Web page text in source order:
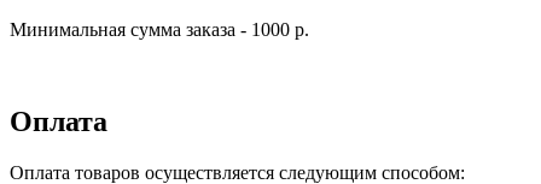
Минимальная сумма заказа - 1000 р.
Оплата
Оплата товаров осуществляется следующим способом: